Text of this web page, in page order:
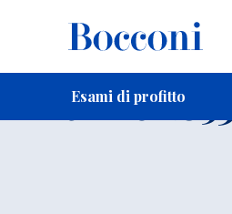
Esami di profitto
Esame 20539